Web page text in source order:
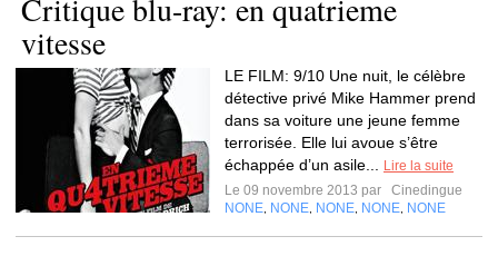
Critique blu-ray: en quatrieme
vitesse
LE FILM: 9/10 Une nuit, le célèbre
détective privé Mike Hammer prend
dans sa voiture une jeune femme
terrorisée. Elle lui avoue s’être
échappée d’un asile...
Lire la suite
Le 09 novembre 2013 par
Cinedingue
NONE NONE NONE NONE NONE